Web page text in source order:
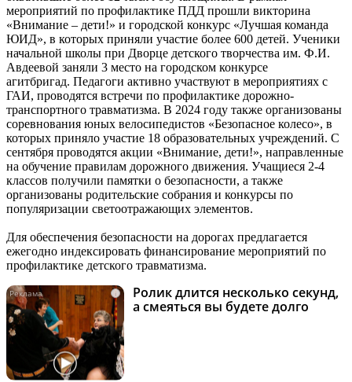
мероприятий по профилактике ПДД прошли викторина
«Внимание – дети!» и городской конкурс «Лучшая команда
ЮИД», в которых приняли участие более 600 детей. Ученики
начальной школы при Дворце детского творчества им. Ф.И.
Авдеевой заняли 3 место на городском конкурсе
агитбригад. Педагоги активно участвуют в мероприятиях с
ГАИ, проводятся встречи по профилактике дорожно-
транспортного травматизма. В 2024 году также организованы
соревнования юных велосипедистов «Безопасное колесо», в
которых приняло участие 18 образовательных учреждений. С
сентября проводятся акции «Внимание, дети!», направленные
на обучение правилам дорожного движения. Учащиеся 2-4
классов получили памятки о безопасности, а также
организованы родительские собрания и конкурсы по
популяризации светоотражающих элементов.
Для обеспечения безопасности на дорогах предлагается
ежегодно индексировать финансирование мероприятий по
профилактике детского травматизма.
i
Ролик длится несколько секунд,
а смеяться вы будете долго